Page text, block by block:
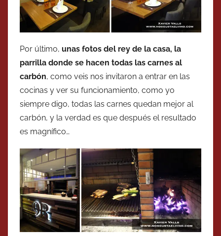
Por último, unas fotos del rey de la casa, la
parrilla donde se hacen todas las carnes al
carbón, como veis nos invitaron a entrar en las
cocinas y ver su funcionamiento, como yo
siempre digo, todas las carnes quedan mejor al
carbón, y la verdad es que después el resultado
es magnífico…